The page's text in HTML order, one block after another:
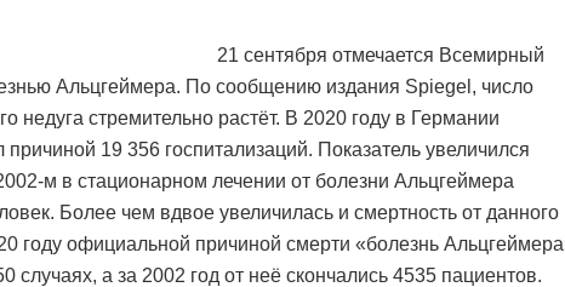
21 сентября отмечается Всемирный
Альцгеймера. По сообщению издания Spiegel, число
недуга стремительно растёт. В 2020 году в Германии
19 356 госпитализаций. Показатель увеличился
м в стационарном лечении от болезни Альцгеймера
Более чем вдвое увеличилась и смертность от данного
году официальной причиной смерти «болезнь
случаях, а за 2002 год от неё скончались 4535 пациентов.